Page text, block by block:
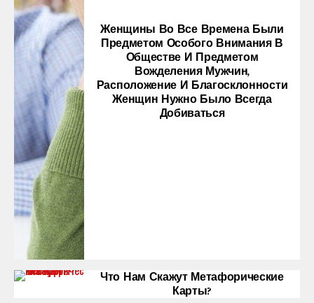
Женщины Во Все Времена Были
Предметом Особого Внимания В
Обществе И Предметом
Вожделения Мужчин,
Расположение И Благосклонности
Женщин Нужно Было Всегда
Добиваться
Что Нам Скажут Метафорические
Карты?